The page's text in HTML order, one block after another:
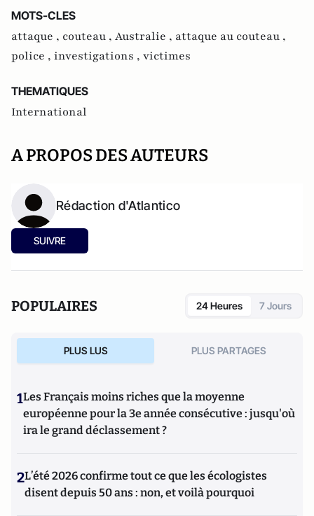
MOTS-CLES
attaque , couteau , Australie , attaque au couteau ,
police , investigations , victimes
THEMATIQUES
International
A PROPOS DES AUTEURS
Rédaction d'Atlantico
SUIVRE
POPULAIRES 24 Heures 7 Jours
PLUS LUS PLUS PARTAGES
1Les Français moins riches que la moyenne
européenne pour la 3e année consécutive : jusqu'où
ira le grand déclassement ?
2L’été 2026 confirme tout ce que les écologistes
disent depuis 50 ans : non, et voilà pourquoi